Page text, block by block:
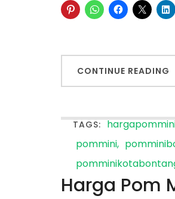
CONTINUE READING
TAGS:
pommini
Harga Pom